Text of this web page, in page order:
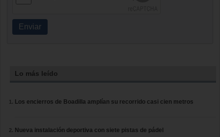
Enviar
Lo más leído
Los encierros de Boadilla amplían su recorrido casi cien metros
Nueva instalación deportiva con siete pistas de pádel